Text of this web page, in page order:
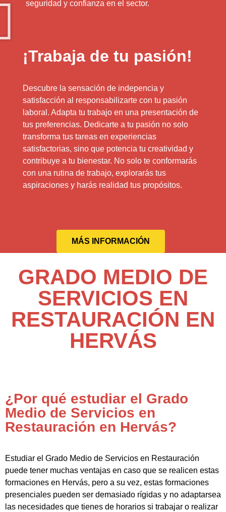
seguridad y confianza en el sector.
¡Trabaja de tu pasión!
Descubre la sensación de indepencia y
satisfacción al responsabilizarte con tu pasión
laboral. Adapta tu trabajo en una presentación de
tus preferencias. Dedicarte a tu pasión no solo
transforma tus tareas en experiencias
satisfactorias, sino que potencia tu creatividad y
contribuye a tu bienestar. No solo te conformarás
con una rutina de trabajo, explorarás tus
aspiraciones y harás realidad tus propósitos.
MÁS INFORMACIÓN
GRADO MEDIO DE
SERVICIOS EN
RESTAURACIÓN EN
HERVÁS
¿Por qué estudiar el Grado
Medio de Servicios en
Restauración en Hervás?
Estudiar el Grado Medio de Servicios en Restauración
puede tener muchas ventajas en caso que se realicen estas
formaciones en Hervás, pero a su vez, estas formaciones
presenciales pueden ser demasiado rígidas y no adaptarsea
las necesidades que tienes de horarios si trabajar o realizar